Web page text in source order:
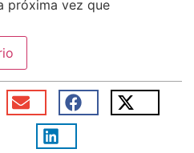
próxima vez que